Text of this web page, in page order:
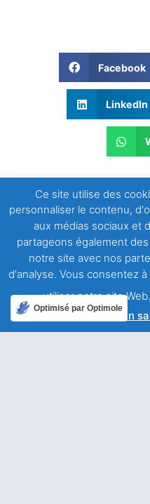
Facebook
LinkedIn
ARTICLE PRÉCÉDENT
Ce site utilise des
personnaliser le contenu,
aux médias sociaux et
partageons également
notre site avec nos
d'analyse. Vous consentez
utiliser notre site Web.
En
Optimisé par Optimole